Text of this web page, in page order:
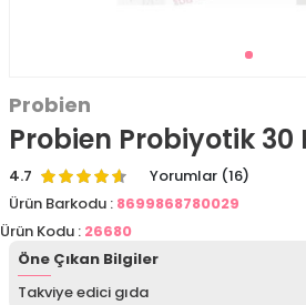
Probien
Probien Probiyotik 30
4.7
Yorumlar (16)
Ürün Barkodu : 8699868780029
Ürün Kodu : 26680
Öne Çıkan Bilgiler
Takviye edici gıda